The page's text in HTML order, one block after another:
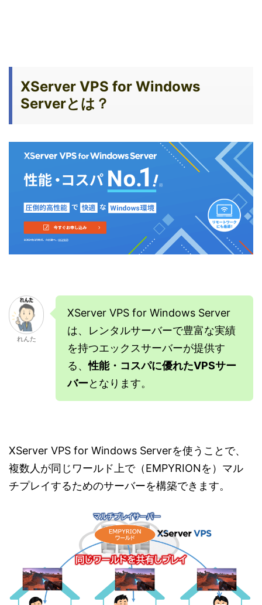
XServer VPS for Windows
Serverとは？
れんた
XServer VPS for Windows Server
は、レンタルサーバーで豊富な実績
を持つエックスサーバーが提供す
る、性能・コスパに優れたVPSサー
バーとなります。
XServer VPS for Windows Serverを使うことで、
複数人が同じワールド上で（EMPYRIONを）マル
チプレイするためのサーバーを構築できます。